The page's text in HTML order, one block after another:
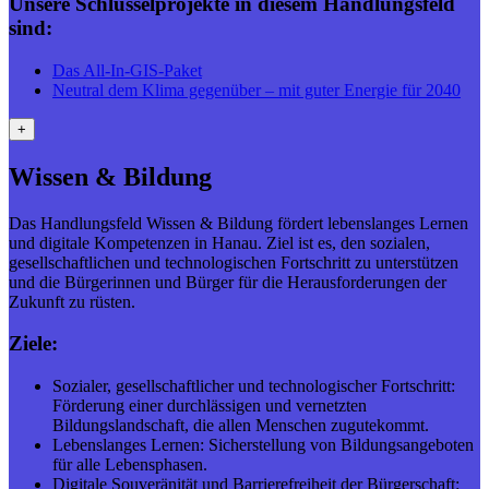
sind:
Das All-In-GIS-Paket
Neutral dem Klima gegenüber – mit guter Energie für 2040
+
Wissen & Bildung
Das Handlungsfeld Wissen & Bildung fördert lebenslanges Lernen
und digitale Kompetenzen in Hanau. Ziel ist es, den sozialen,
gesellschaftlichen und technologischen Fortschritt zu unterstützen
und die Bürgerinnen und Bürger für die Herausforderungen der
Zukunft zu rüsten.
Ziele:
Sozialer, gesellschaftlicher und technologischer Fortschritt:
Förderung einer durchlässigen und vernetzten
Bildungslandschaft, die allen Menschen zugutekommt.
Lebenslanges Lernen: Sicherstellung von Bildungsangeboten
für alle Lebensphasen.
Digitale Souveränität und Barrierefreiheit der Bürgerschaft: